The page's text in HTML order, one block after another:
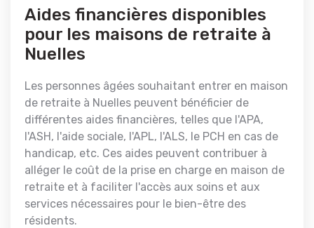
Aides financières disponibles
pour les maisons de retraite à
Nuelles
Les personnes âgées souhaitant entrer en maison
de retraite à Nuelles peuvent bénéficier de
différentes aides financières, telles que l'APA,
l'ASH, l'aide sociale, l'APL, l'ALS, le PCH en cas de
handicap, etc. Ces aides peuvent contribuer à
alléger le coût de la prise en charge en maison de
retraite et à faciliter l'accès aux soins et aux
services nécessaires pour le bien-être des
résidents.